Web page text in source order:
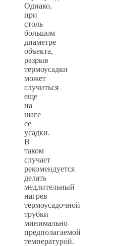
Однако,
при
столь
большом
диаметре
объекта,
разрыв
термоусадки
может
случиться
еще
на
шаге
ее
усадки.
В
таком
случает
рекомендуется
делать
медлительный
нагрев
термоусадочной
трубки
минимально
предполагаемой
температурой.